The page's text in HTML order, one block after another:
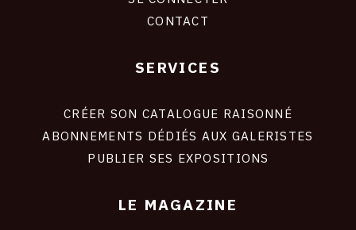
CONTACT
SERVICES
CRÉER SON CATALOGUE RAISONNÉ
ABONNEMENTS DÉDIÉS AUX GALERISTES
PUBLIER SES EXPOSITIONS
LE MAGAZINE